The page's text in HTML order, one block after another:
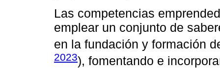
Las competencias
emplear un conjunto de
en la fundación y formación
2023), fomentando e